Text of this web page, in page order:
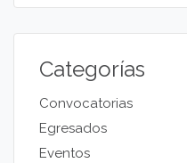
Categorías
Convocatorias
Egresados
Eventos